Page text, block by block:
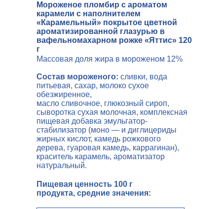
Мороженое пломбир с ароматом
карамели с наполнителем
«Карамельный» покрытое цветной
ароматизированной глазурью в
вафельномахарном рожке «Яттис» 120
г
Массовая доля жира в мороженом 12%
Состав мороженого: сливки, вода
питьевая, сахар, молоко сухое
обезжиренное,
масло сливочное, глюкозный сироп,
сыворотка сухая молочная, комплексная
пищевая добавка эмульгатор-
стабилизатор (моно — и диглицериды
жирных кислот, камедь рожкового
дерева, гуаровая камедь, каррагинан),
краситель карамель, ароматизатор
натуральный.
Пищевая ценность 100 г
продукта, средние значения: